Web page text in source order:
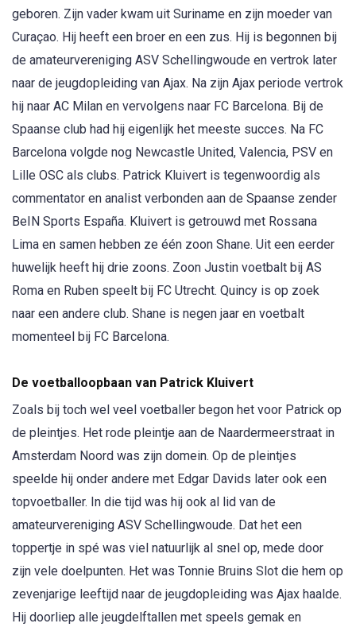
geboren. Zijn vader kwam uit Suriname en zijn moeder van
Curaçao. Hij heeft een broer en een zus. Hij is begonnen bij
de amateurvereniging ASV Schellingwoude en vertrok later
naar de jeugdopleiding van Ajax. Na zijn Ajax periode vertrok
hij naar AC Milan en vervolgens naar FC Barcelona. Bij de
Spaanse club had hij eigenlijk het meeste succes. Na FC
Barcelona volgde nog Newcastle United, Valencia, PSV en
Lille OSC als clubs. Patrick Kluivert is tegenwoordig als
commentator en analist verbonden aan de Spaanse zender
BeIN Sports España. Kluivert is getrouwd met Rossana
Lima en samen hebben ze één zoon Shane. Uit een eerder
huwelijk heeft hij drie zoons. Zoon Justin voetbalt bij AS
Roma en Ruben speelt bij FC Utrecht. Quincy is op zoek
naar een andere club. Shane is negen jaar en voetbalt
momenteel bij FC Barcelona.
De voetballoopbaan van Patrick Kluivert
Zoals bij toch wel veel voetballer begon het voor Patrick op
de pleintjes. Het rode pleintje aan de Naardermeerstraat in
Amsterdam Noord was zijn domein. Op de pleintjes
speelde hij onder andere met Edgar Davids later ook een
topvoetballer. In die tijd was hij ook al lid van de
amateurvereniging ASV Schellingwoude. Dat het een
toppertje in spé was viel natuurlijk al snel op, mede door
zijn vele doelpunten. Het was Tonnie Bruins Slot die hem op
zevenjarige leeftijd naar de jeugdopleiding was Ajax haalde.
Hij doorliep alle jeugdelftallen met speels gemak en